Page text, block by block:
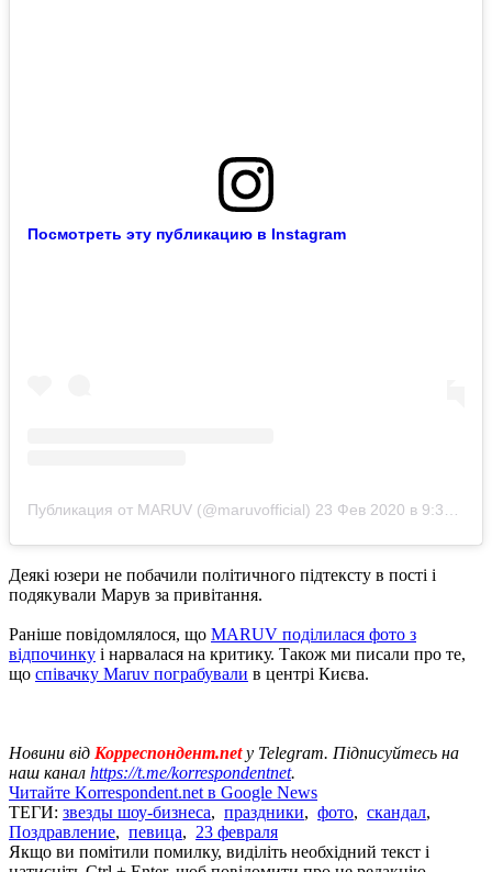
Посмотреть эту публикацию в Instagram
Публикация от MARUV (@maruvofficial) 23 Фев 2020 в 9:39 PST
Деякі юзери не побачили політичного підтексту в пості і
подякували Марув за привітання.
Раніше повідомлялося, що MARUV поділилася фото з
відпочинку і нарвалася на критику. Також ми писали про те,
що співачку Маruv пограбували в центрі Києва.
Новини від Корреспондент.net у Telegram. Підписуйтесь на
наш канал https://t.me/korrespondentnet.
Читайте Korrespondent.net в Google News
ТЕГИ: звезды шоу-бизнеса, праздники, фото, скандал,
Поздравление, певица, 23 февраля
Якщо ви помітили помилку, виділіть необхідний текст і